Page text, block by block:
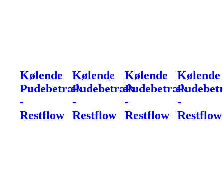
Kølende
Pudebetræk
-
Restflow
Kølende
Pudebetræk
-
Restflow
Kølende
Pudebetræk
-
Restflow
Kølende
-
Restflow